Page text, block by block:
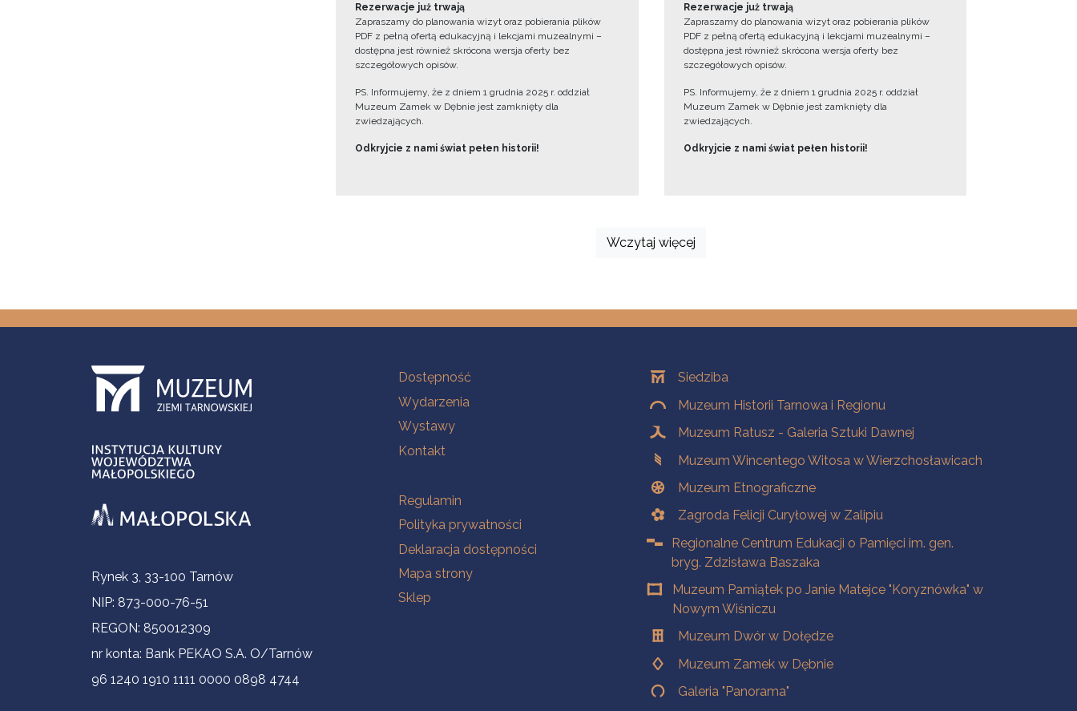
Rezerwacje już trwają
Zapraszamy do planowania wizyt oraz pobierania plików
PDF z pełną ofertą edukacyjną i lekcjami muzealnymi –
dostępna jest również skrócona wersja oferty bez
szczegółowych opisów.
PS. Informujemy, że z dniem 1 grudnia 2025 r. oddział
Muzeum Zamek w Dębnie jest zamknięty dla
zwiedzających.
Odkryjcie z nami świat pełen historii!
Rezerwacje już trwają
Zapraszamy do planowania wizyt oraz pobierania plików
PDF z pełną ofertą edukacyjną i lekcjami muzealnymi –
dostępna jest również skrócona wersja oferty bez
szczegółowych opisów.
PS. Informujemy, że z dniem 1 grudnia 2025 r. oddział
Muzeum Zamek w Dębnie jest zamknięty dla
zwiedzających.
Odkryjcie z nami świat pełen historii!
Wczytaj więcej
Informacje kontaktowe
Rynek 3, 33-100 Tarnów
NIP: 873-000-76-51
REGON: 850012309
nr konta: Bank PEKAO S.A. O/Tarnów
96 1240 1910 1111 0000 0898 4744
Na skróty
Dostępność
Wydarzenia
Wystawy
Kontakt
Na skróty
Regulamin
Polityka prywatności
Deklaracja dostępności
Mapa strony
Sklep
OddziałySiedziba
Muzeum Historii Tarnowa i Regionu
Muzeum Ratusz - Galeria Sztuki Dawnej
Muzeum Wincentego Witosa w Wierzchosławicach
Muzeum Etnograficzne
Zagroda Felicji Curyłowej w Zalipiu
Regionalne Centrum Edukacji o Pamięci im. gen.
bryg. Zdzisława Baszaka
Muzeum Pamiątek po Janie Matejce "Koryznówka" w
Nowym Wiśniczu
Muzeum Dwór w Dołędze
Muzeum Zamek w Dębnie
Galeria "Panorama"